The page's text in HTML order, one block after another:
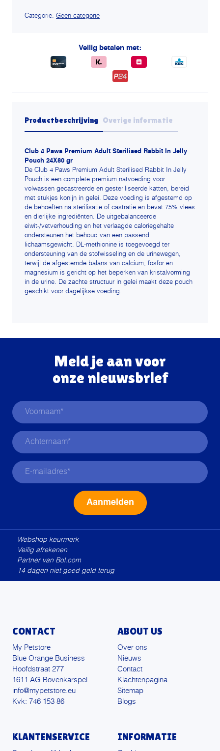
premium
Categorie: Geen categorie
Veilig betalen met:
Productbeschrijving Overige informatie
Club 4 Paws Premium Adult Sterilised Rabbit In Jelly
Pouch 24X80 gr
De Club 4 Paws Premium Adult Sterilised Rabbit In Jelly
Pouch is een complete premium natvoeding voor
volwassen gecastreerde en gesteriliseerde katten, bereid
met stukjes konijn in gelei. Deze voeding is afgestemd op
de behoeften na sterilisatie of castratie en bevat 75% vlees
en dierlijke ingrediënten. De uitgebalanceerde
eiwit-/vetverhouding en het verlaagde caloriegehalte
ondersteunen het behoud van een passend
lichaamsgewicht. DL-methionine is toegevoegd ter
ondersteuning van de stofwisseling en de urinewegen,
terwijl de afgestemde balans van calcium, fosfor en
magnesium is gericht op het beperken van kristalvorming
in de urine. De zachte structuur in gelei maakt deze pouch
geschikt voor dagelijkse voeding.
Meld je aan voor
onze nieuwsbrief
Webshop keurmerk
Veilig afrekenen
Partner van Bol.com
14 dagen niet goed geld terug
CONTACT
My Petstore
Blue Orange Business
Hoofdstraat 277
1611 AG Bovenkarspel
info@mypetstore.eu
Kvk: 746 153 86
ABOUT US
Over ons
Nieuws
Contact
Klachtenpagina
Sitemap
Blogs
KLANTENSERVICE INFORMATIE